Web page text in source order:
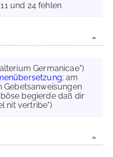
und 24 fehlen
Germanicae")
; am
Gebetsanweisungen
begierde daß dir
nit vertribe")